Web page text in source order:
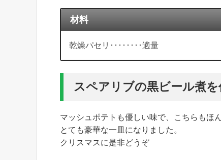
材料
乾燥パセリ････････適量
スペアリブの黒ビール煮
マッシュポテトも優しい味で、こちらもほ
とても豪華な一皿になりました。
クリスマスに是非どうぞ